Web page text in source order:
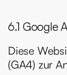
6.1 Google
Diese
(GA4) zur